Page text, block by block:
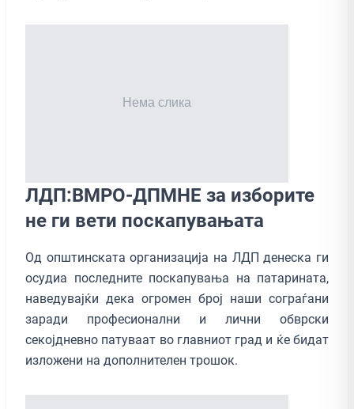
ЛДП:ВМРО-ДПМНЕ за изборите
не ги вети поскапувањата
Од општинската организација на ЛДП денеска ги
осудиа последните поскапувања на патарината,
наведувајќи дека огромен број наши сограѓани
заради професионални и лични обврски
секојдневно патуваат во главниот град и ќе бидат
изложени на дополнителен трошок.